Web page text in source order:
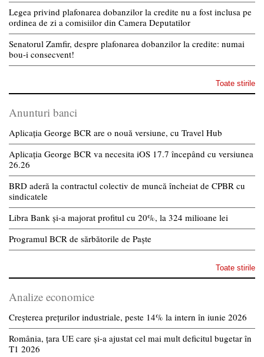
Legea privind plafonarea dobanzilor la credite nu a fost inclusa pe
ordinea de zi a comisiilor din Camera Deputatilor
Senatorul Zamfir, despre plafonarea dobanzilor la credite: numai
bou-i consecvent!
Toate stirile
Anunturi banci
Aplicația George BCR are o nouă versiune, cu Travel Hub
Aplicația George BCR va necesita iOS 17.7 începând cu versiunea
26.26
BRD aderă la contractul colectiv de muncă încheiat de CPBR cu
sindicatele
Libra Bank și-a majorat profitul cu 20%, la 324 milioane lei
Programul BCR de sărbătorile de Paște
Toate stirile
Analize economice
Creșterea prețurilor industriale, peste 14% la intern în iunie 2026
România, țara UE care și-a ajustat cel mai mult deficitul bugetar în
T1 2026